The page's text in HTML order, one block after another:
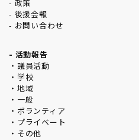
- 政策
- 後援会報
- お問い合わせ
- 活動報告
・議員活動
・学校
・地域
・一般
・ボランティア
・プライベート
・その他